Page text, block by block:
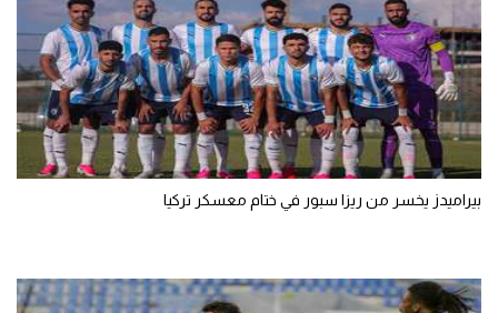
بيراميدز يخسر من ريزا سبور في ختام معسكر تركيا